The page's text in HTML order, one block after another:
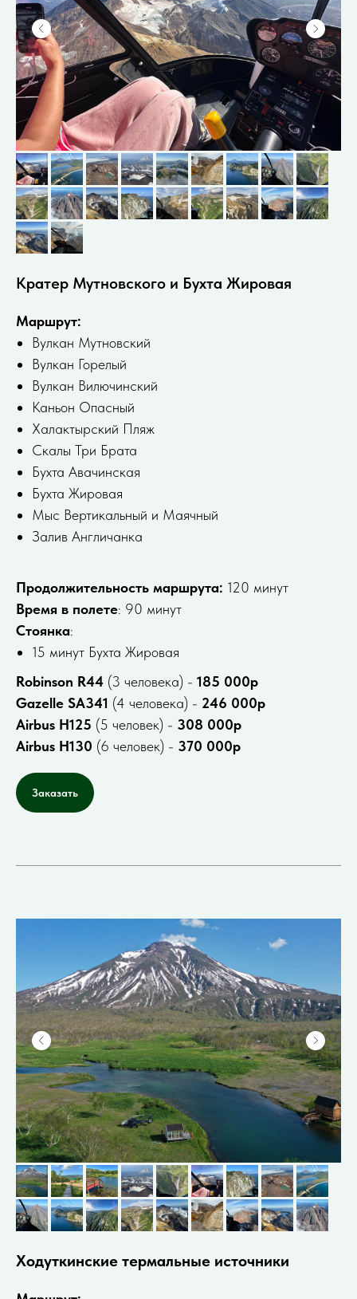
Кратер Мутновского и Бухта Жировая
Маршрут:
Вулкан Мутновский
Вулкан Горелый
Вулкан Вилючинский
Каньон Опасный
Халактырский Пляж
Скалы Три Брата
Бухта Авачинская
Бухта Жировая
Мыс Вертикальный и Маячный
Залив Англичанка
Продолжительность маршрута: 120 минут
Время в полете: 90 минут
Стоянка:
15 минут Бухта Жировая
Robinson R44 (3 человека) - 185 000р
Gazelle SA341 (4 человека) - 246 000р
Airbus H125 (5 человек) - 308 000р
Airbus H130 (6 человек) - 370 000р
Заказать
Ходуткинские термальные источники